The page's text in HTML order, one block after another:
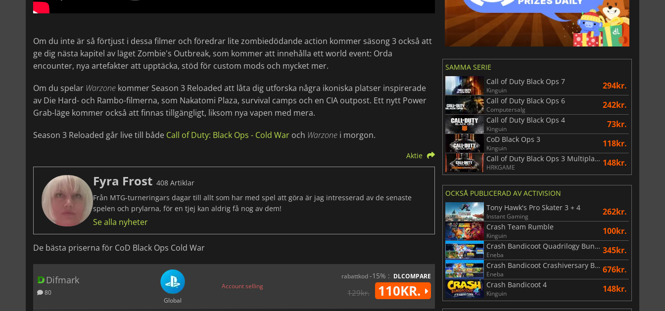
Om du inte är så förtjust i dessa filmer och föredrar lite zombiedödande action kommer säsong 3 också att
ge dig nästa kapitel av läget Zombie's Outbreak, som kommer att innehålla ett world event: Orda
encounter, nya artefakter att upptäcka, stöd för custom mods och mycket mer.
Om du spelar Warzone kommer Season 3 Reloaded att låta dig utforska några ikoniska platser inspirerade
av Die Hard- och Rambo-filmerna, som Nakatomi Plaza, survival camps och en CIA outpost. Ett nytt Power
Grab-läge kommer också att finnas tillgängligt, liksom nya vapen med mera.
Season 3 Reloaded går live till både Call of Duty: Black Ops - Cold War och Warzone i morgon.
Aktie
Fyra Frost 408 Artiklar
Från MTG-turneringars dagar till allt som har med spel att göra är jag intresserad av de senaste
spelen och prylarna, för en tjej kan aldrig få nog av dem!
Se alla nyheter
De bästa priserna för CoD Black Ops Cold War
Difmark
80
Global
Account selling
rabattkod-15% : DLCOMPARE
129kr. 110KR.
SAMMA SERIE
Call of Duty Black Ops 7
Kinguin 294kr.
Call of Duty Black Ops 6
Computersalg 242kr.
Call of Duty Black Ops 4
Kinguin 73kr.
CoD Black Ops 3
Kinguin 118kr.
Call of Duty Black Ops 3 Multiplayer Starter Pack
HRKGAME 148kr.
OCKSÅ PUBLICERAD AV ACTIVISION
Tony Hawk's Pro Skater 3 + 4
Instant Gaming 262kr.
Crash Team Rumble
Kinguin 100kr.
Crash Bandicoot Quadrilogy Bundle
Eneba 345kr.
Crash Bandicoot Crashiversary Bundle
Eneba 676kr.
Crash Bandicoot 4
Kinguin 148kr.